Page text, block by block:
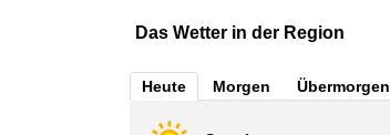
Das Wetter in der Region
Heute Morgen Übermorgen